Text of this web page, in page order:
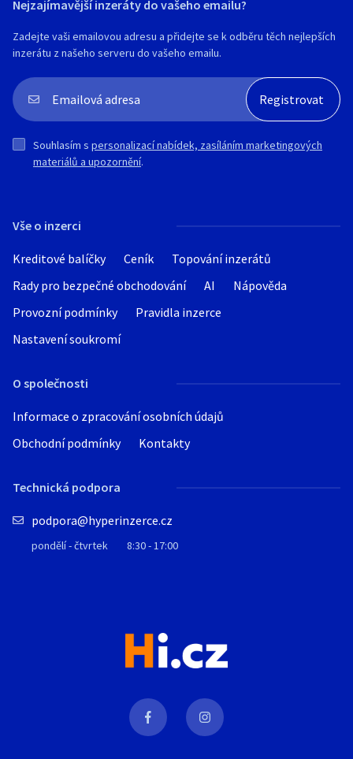
Vše o inzerci
Kreditové balíčky Ceník
Topování inzerátů
Rady pro bezpečné obchodování
AI
Nápověda
Provozní podmínky
Pravidla inzerce
Nastavení soukromí
O společnosti
Informace o zpracování osobních údajů
Obchodní podmínky
Kontakty
Technická podpora
podpora@hyperinzerce.cz
pondělí - čtvrtek 8:30 - 17:00
Nejzajímavější inzeráty do vašeho emailu?
Zadejte vaši emailovou adresu a přidejte se k odběru těch nejlepších
inzerátu z našeho serveru do vašeho emailu.
Souhlasím s personalizací nabídek, zasíláním marketingových
materiálů a upozornění.